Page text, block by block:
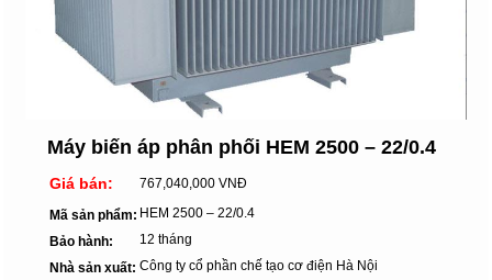
Máy biến áp phân phối HEM 2500 – 22/0.4
Giá bán: 767,040,000 VNĐ
Mã sản phẩm: HEM 2500 – 22/0.4
Bảo hành:
12 tháng
Nhà sản xuất: Công ty cổ phần chế tạo cơ điện Hà Nội